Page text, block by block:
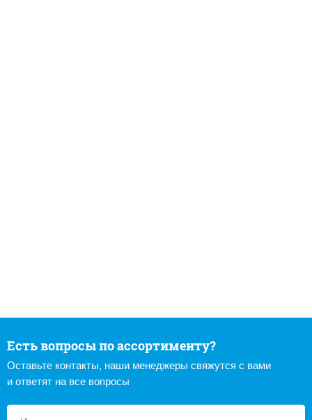
Есть вопросы по ассортименту?
Оставьте контакты, наши менеджеры свяжутся с вами
и ответят на все вопросы